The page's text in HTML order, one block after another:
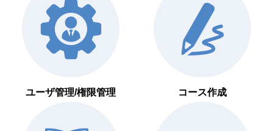
ユーザ管理/権限管理 コース作成